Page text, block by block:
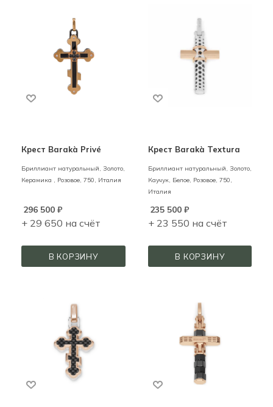
Крест Barakà Privé
Бриллиант натуральный, Золото,
Керамика , Розовое, 750, Италия
296 500 ₽
+ 29 650 на счёт
В КОРЗИНУ
Крест Barakà Textura
Бриллиант натуральный, Золото,
Каучук, Белое, Розовое, 750,
Италия
235 500₽
+ 23 550 на счёт
В КОРЗИНУ